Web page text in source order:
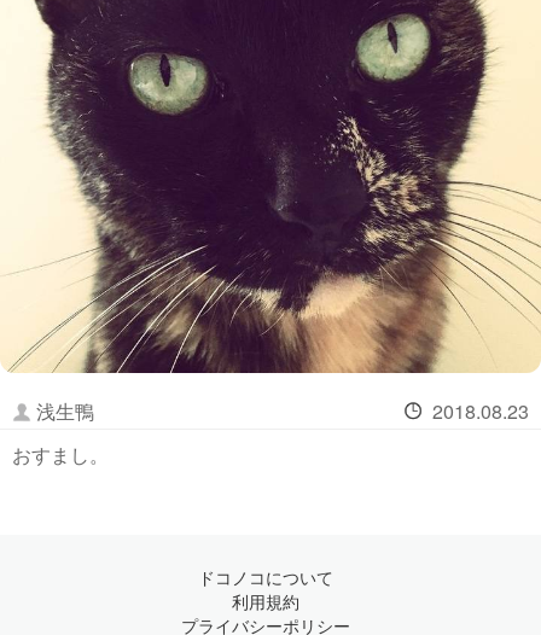
浅生鴨
2018.08.23
おすまし。
ドコノコについて
利用規約
プライバシーポリシー